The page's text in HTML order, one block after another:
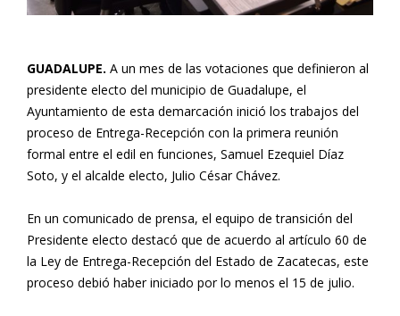
GUADALUPE. A un mes de las votaciones que definieron al
presidente electo del municipio de Guadalupe, el
Ayuntamiento de esta demarcación inició los trabajos del
proceso de Entrega-Recepción con la primera reunión
formal entre el edil en funciones, Samuel Ezequiel Díaz
Soto, y el alcalde electo, Julio César Chávez.
En un comunicado de prensa, el equipo de transición del
Presidente electo destacó que de acuerdo al artículo 60 de
la Ley de Entrega-Recepción del Estado de Zacatecas, este
proceso debió haber iniciado por lo menos el 15 de julio.